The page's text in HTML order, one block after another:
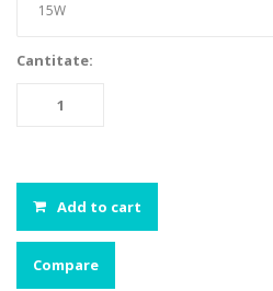
Cantitate:
Add to cart
Compare